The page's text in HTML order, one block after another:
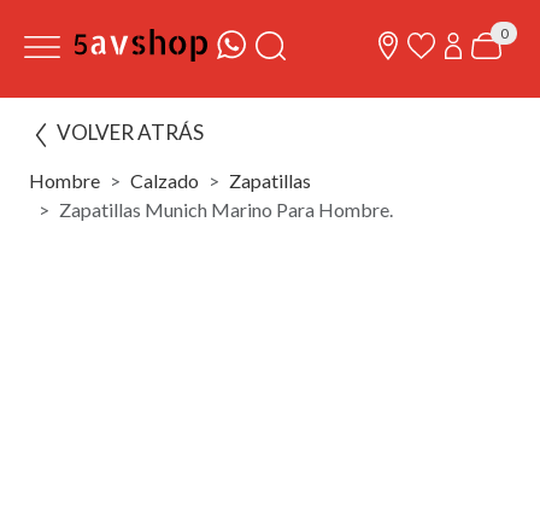
0
VOLVER ATRÁS
Hombre Calzado
Zapatillas
Zapatillas Munich Marino Para Hombre.